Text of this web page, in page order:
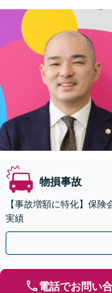
物損事故
【事故増額に特化】保
実績
電話でお問い